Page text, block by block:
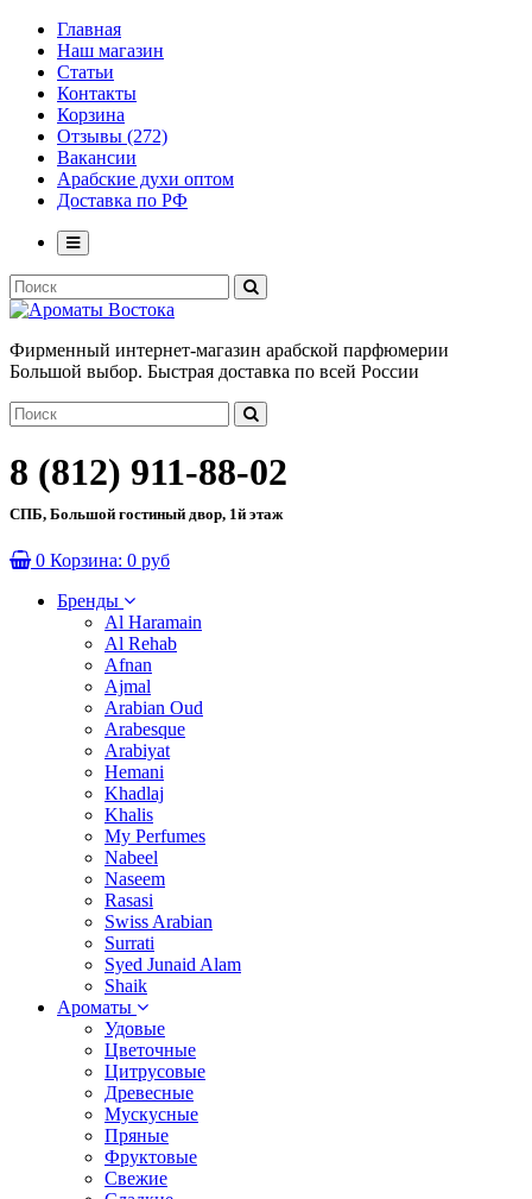
Главная
Наш магазин
Статьи
Контакты
Корзина
Отзывы (272)
Вакансии
Арабские духи оптом
Доставка по РФ
Фирменный интернет-магазин арабской парфюмерии
Большой выбор. Быстрая доставка по всей России
8 (812) 911-88-02
СПБ, Большой гостиный двор, 1й этаж
0 Корзина: 0 руб
Бренды
Al Haramain
Al Rehab
Afnan
Ajmal
Arabian Oud
Arabesque
Arabiyat
Hemani
Khadlaj
Khalis
My Perfumes
Nabeel
Naseem
Rasasi
Swiss Arabian
Surrati
Syed Junaid Alam
Shaik
Ароматы
Удовые
Цветочные
Цитрусовые
Древесные
Мускусные
Пряные
Фруктовые
Свежие